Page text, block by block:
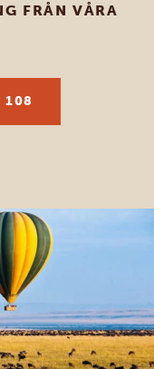
FRÅN VÅRA
108